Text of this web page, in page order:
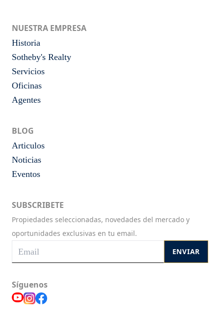
NUESTRA EMPRESA
Historia
Sotheby's Realty
Servicios
Oficinas
Agentes
BLOG
Articulos
Noticias
Eventos
SUBSCRIBETE
Propiedades seleccionadas, novedades del mercado y
oportunidades exclusivas en tu email.
ENVIAR
Síguenos